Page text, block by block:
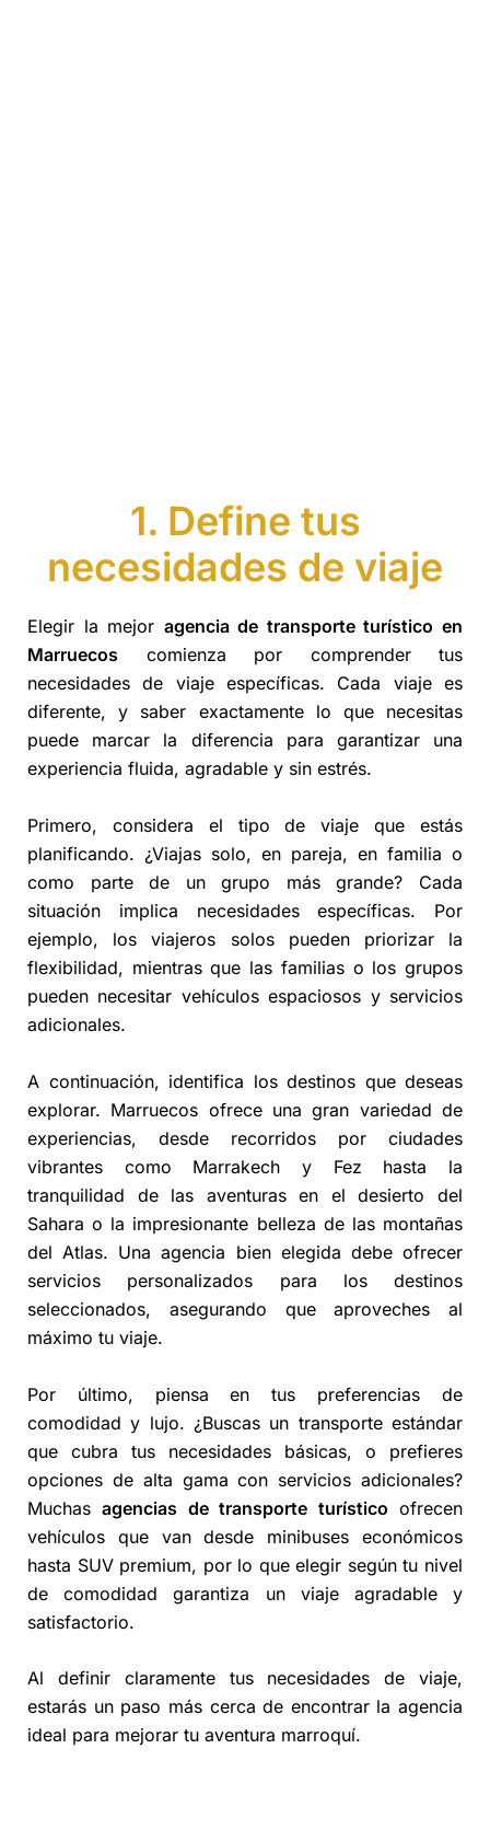
1. Define tus
necesidades de viaje
Elegir la mejor agencia de transporte turístico en
Marruecos comienza por comprender tus
necesidades de viaje específicas. Cada viaje es
diferente, y saber exactamente lo que necesitas
puede marcar la diferencia para garantizar una
experiencia fluida, agradable y sin estrés.
Primero, considera el tipo de viaje que estás
planificando. ¿Viajas solo, en pareja, en familia o
como parte de un grupo más grande? Cada
situación implica necesidades específicas. Por
ejemplo, los viajeros solos pueden priorizar la
flexibilidad, mientras que las familias o los grupos
pueden necesitar vehículos espaciosos y servicios
adicionales.
A continuación, identifica los destinos que deseas
explorar. Marruecos ofrece una gran variedad de
experiencias, desde recorridos por ciudades
vibrantes como Marrakech y Fez hasta la
tranquilidad de las aventuras en el desierto del
Sahara o la impresionante belleza de las montañas
del Atlas. Una agencia bien elegida debe ofrecer
servicios personalizados para los destinos
seleccionados, asegurando que aproveches al
máximo tu viaje.
Por último, piensa en tus preferencias de
comodidad y lujo. ¿Buscas un transporte estándar
que cubra tus necesidades básicas, o prefieres
opciones de alta gama con servicios adicionales?
Muchasagencias de transporte turístico ofrecen
vehículos que van desde minibuses económicos
hasta SUV premium, por lo que elegir según tu nivel
de comodidad garantiza un viaje agradable y
satisfactorio.
Al definir claramente tus necesidades de viaje,
estarás un paso más cerca de encontrar la agencia
ideal para mejorar tu aventura marroquí.